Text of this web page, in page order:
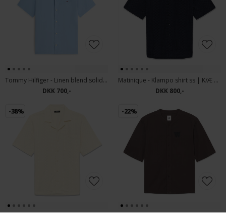
Tommy Hilfiger - Linen blend solid shirt | K/Æ Skjorte Cloudy Blue
DKK 700,-
Matinique - Klampo shirt ss | K/Æ Skjorte Dark Navy
DKK 800,-
-38% -22%